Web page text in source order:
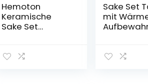
Hemoton
Keramische
Sake Set
Ochoko mokken
Sake Set
mit
Porzellan,